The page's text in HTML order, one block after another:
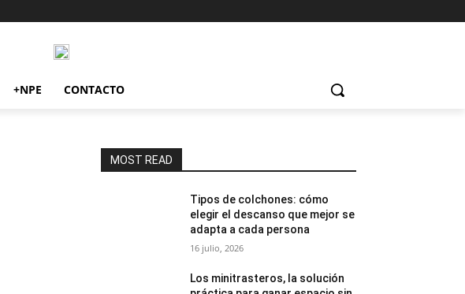
+NPE CONTACTO
MOST READ
Tipos de colchones: cómo
elegir el descanso que mejor se
adapta a cada persona
16 julio, 2026
Los minitrasteros, la solución